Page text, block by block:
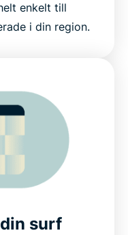
enkelt till
i din region.
surf